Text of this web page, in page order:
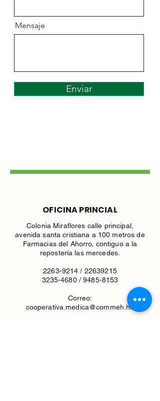
Mensaje
Enviar
OFICINA PRINCIAL
Colonia Miraflores calle principal,
avenida santa cristiana a 100 metros de
Farmacias del Ahorro, contiguo a la
repostería las mercedes.
2263-9214 / 22639215
3235-4680/9485-8153
Correo:
cooperativa.medica@commeh.hn